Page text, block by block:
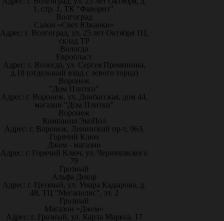
1, стр. 1, ТК "Фаворит".
Волгоград
Салон «Свет Южанки»
Адрес: г. Волгоград, ул. 25 лет Октября 1Ц,
склад ТР
Вологда
Европласт
Адрес: г. Вологда, ул. Сергея Преминина,
д.10 (отдельный вход с левого торца)
Воронеж
"Дом Плитки"
Адрес: г. Воронеж. ул. Донбасская, дом 44,
магазин "Дом Плитки"
Воронеж
Компания ЭкоПол
Адрес: г. Воронеж, Ленинский пр-т, 96А
Горячий Ключ
Джем - магазин
Адрес: г. Горячий Ключ, ул. Черняховского
79
Грозный
Альфа Декор
Адрес: г. Грозный, ул. Умара Кадырова, д.
48, ТЦ "Мегаполис", эт. 2
Грозный
Магазин «Джем»
Адрес: г. Грозный, ул. Карла Маркса, 17